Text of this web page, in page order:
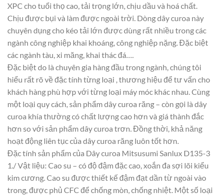
XPC cho tuổi thọ cao, tải trọng lớn, chịu dầu và hoá chất.
Chịu được bụi và làm được ngoài trời. Dòng dây curoa này
chuyên dụng cho kéo tải lớn được dùng rất nhiều trong các
ngành công nghiệp khai khoáng, công nghiệp nặng. Đặc biệt
các ngành tàu, xi măng, khai thác đá….
Đặc biệt do là chuyên gia hàng đầu trong ngành, chúng tôi
hiểu rất rõ về đặc tính từng loại , thương hiệu để tư vấn cho
khách hàng phù hợp với từng loại máy móc khác nhau. Cùng
một loại quy cách, sản phẩm dây curoa răng – còn gọi là dây
curoa khía thường có chất lượng cao hơn và giá thành đắc
hơn so với sản phẩm dây curoa trơn. Đồng thời, khả năng
hoạt động liên tục của dây curoa răng luôn tốt hơn.
Đặc tính sản phẩm của Dây curoa Mitsusumi Sanlux D135-3
1./ Vật liệu: Cao su – có độ đậm đặc cao, xoắn đa sợi lõi kiểu
kim cương. Cao su được thiết kế đậm đạt dần từ ngoài vào
trong, được phủ CFC để chống mòn, chống nhiệt. Một số loại